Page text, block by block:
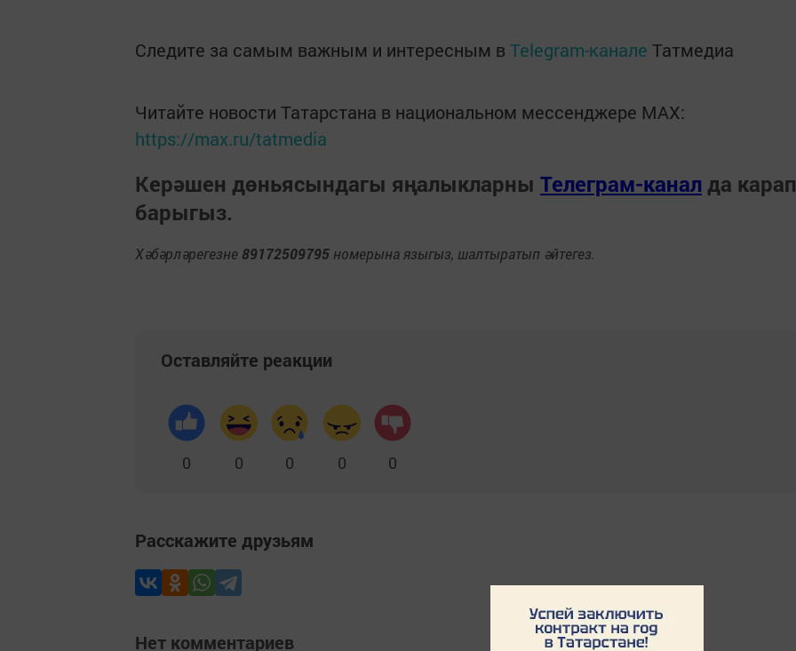
Следите за самым важным и интересным в Telegram-канале Татмедиа
Читайте новости Татарстана в национальном мессенджере MАХ:
https://max.ru/tatmedia
Керәшен дөньясындагы яңалыкларны Телеграм-канал да карап
барыгыз.
Хәбәрләрегезне 89172509795 номерына языгыз, шалтыратып әйтегез.
Оставляйте реакции
0 0 0 0 0
Расскажите друзьям
Нет комментариев